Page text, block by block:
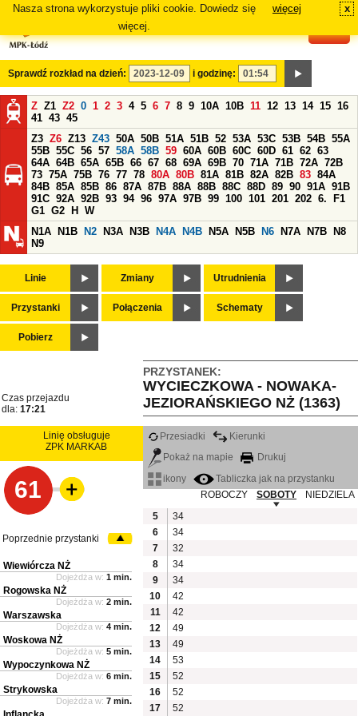
Nasza strona wykorzystuje pliki cookie. Dowiedz się
więcej.
więcej x
Sprawdź rozkład na dzień: i godzinę:
Z Z1 Z2 0 1 2 3 4 5 6 7 8 9 10A 10B 11 12 13 14 15 16
41 43 45
Z3 Z6 Z13 Z43 50A 50B 51A 51B 52 53A 53C 53B 54B 55A
55B 55C 56 57 58A 58B 59 60A 60B 60C 60D 61 62 63
64A 64B 65A 65B 66 67 68 69A 69B 70 71A 71B 72A 72B
73 75A 75B 76 77 78 80A 80B 81A 81B 82A 82B 83 84A
84B 85A 85B 86 87A 87B 88A 88B 88C 88D 89 90 91A 91B
91C 92A 92B 93 94 96 97A 97B 99 100 101 201 202 6.
F1
G1 G2 H
W
N1A
N1B N2 N3A N3B N4A N4B N5A N5B N6 N7A N7B
N8
N9
Linie Zmiany Utrudnienia
Przystanki Połączenia Schematy
Pobierz
PRZYSTANEK:
WYCIECZKOWA - NOWAKA-
JEZIORAŃSKIEGO NŻ (1363)
Czas przejazdu
dla: 17:21
Linię obsługuje
ZPK MARKAB
61
Przesiadki
Kierunki
Pokaż na mapie
Drukuj
ikony
Tabliczka jak na przystanku
ROBOCZY
SOBOTY
NIEDZIELA
5
34
6
34
7
32
8
34
9
34
10
42
11
42
12
49
13
49
14
53
15
52
16
52
17
52
Poprzednie przystanki
Wiewiórcza NŻ
Dojeżdża w: 1 min.
Rogowska NŻ
Dojeżdża w: 2 min.
Warszawska
Dojeżdża w: 4 min.
Woskowa NŻ
Dojeżdża w: 5 min.
Wypoczynkowa NŻ
Dojeżdża w: 6 min.
Strykowska
Dojeżdża w: 7 min.